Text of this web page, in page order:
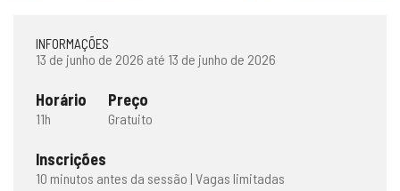
INFORMAÇÕES
13 de junho de 2026 até 13 de junho de 2026
Horário
11h
Preço
Gratuito
Inscrições
10 minutos antes da sessão | Vagas limitadas